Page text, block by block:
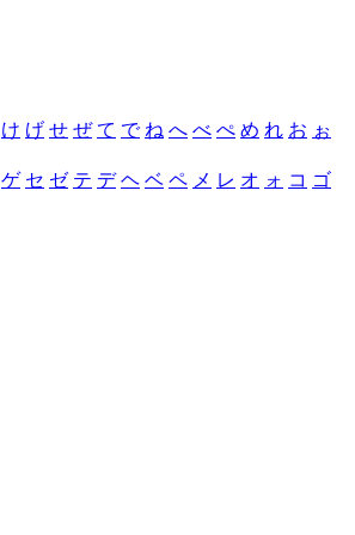
け げ せ ぜ て で ね へ べ ぺ め れ お ぉ
ゲ セ ゼ テ デ ヘ ベ ペ メ レ オ ォ コ ゴ